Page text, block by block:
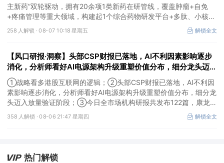
主新药”双轮驱动，拥有20余项1类新药在研管线，覆盖肿瘤+自免
+疼痛管理等重大领域，构建起1个综合药物研发平台+多肽、小核
酸、CGT、小分子4个创新技术平台，创新转型成果正逐步兑现。
258 人解锁 ·08-07 10:18 星期五 解锁全文
【风口研报·洞察】头部CSP财报已落地，AI不利因素影响逐步
消化，分析师看好AI电源架构升级重塑价值分布，细分龙头迈入
放量验证阶段；战略看多港股互联网的逻辑
①战略看多港股互联网的逻辑；②头部CSP财报已落地，AI不利因
素影响逐步消化，分析师看好AI电源架构升级重塑价值分布，细分龙
头迈入放量验证阶段；③今日全市场机构研报共发布122篇，康龙化
成、江淮汽车评级得到上调，9家公司获得首度覆盖，其中乔锋智能
获新财富分析师深度覆盖；④在个股机构关注度排行中，华峰化学
358 人解锁 ·08-06 21:47 星期四 解锁全文
热门解锁